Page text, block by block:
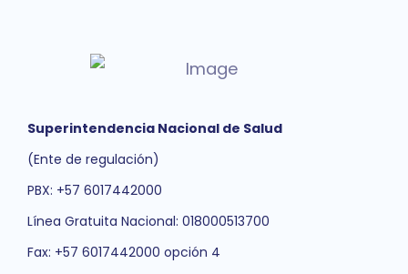
Superintendencia Nacional de Salud
(Ente de regulación)
PBX: +57 6017442000
Línea Gratuita Nacional: 018000513700
Fax: +57 6017442000 opción 4